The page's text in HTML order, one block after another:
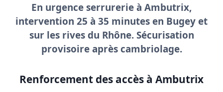
En urgence serrurerie à Ambutrix,
intervention 25 à 35 minutes en Bugey et
sur les rives du Rhône. Sécurisation
provisoire après cambriolage.
Renforcement des accès à Ambutrix